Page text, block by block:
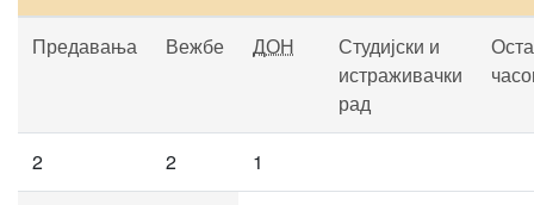
Предавања Вежбе ДОН
Студијски и
истраживачки
рад
2 2 1